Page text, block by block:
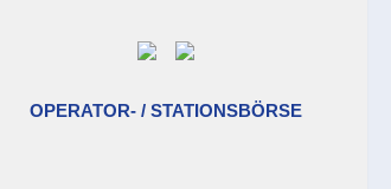
OPERATOR- / STATIONSBÖRSE